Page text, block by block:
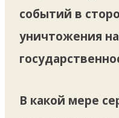
событий в
уничтожения
В какой мере